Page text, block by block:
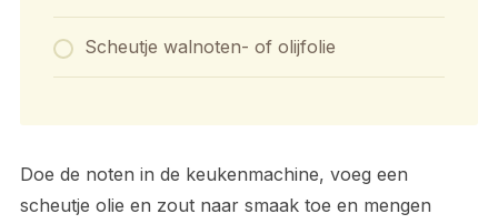
Scheutje walnoten- of olijfolie
Doe de noten in de keukenmachine, voeg een
scheutje olie en zout naar smaak toe en mengen